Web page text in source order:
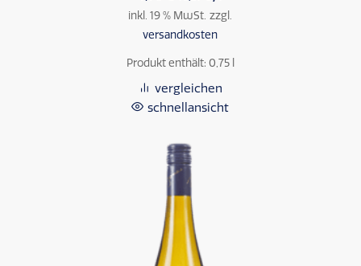
inkl. 19 % MwSt. zzgl.
versandkosten
Produkt enthält: 0,75
vergleichen
schnellansicht